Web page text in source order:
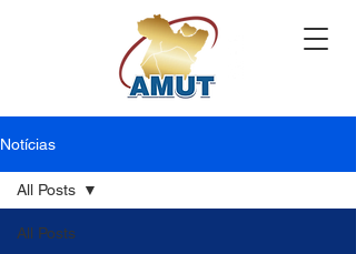
Notícias
All Posts
All Posts